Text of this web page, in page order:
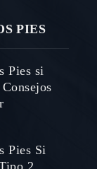
PIES
Pies si
Pies Si